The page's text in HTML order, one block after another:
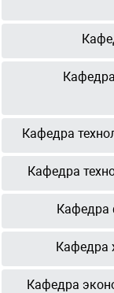
Кафедра
Кафедра
Кафедра
Кафедра
Кафедра